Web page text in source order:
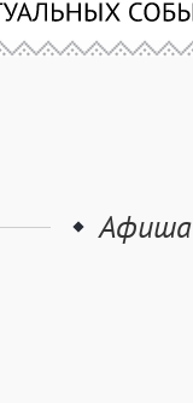
Афиша